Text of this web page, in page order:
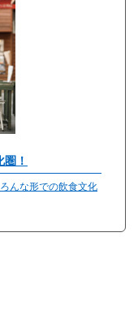
圏！
んな形での飲食文化